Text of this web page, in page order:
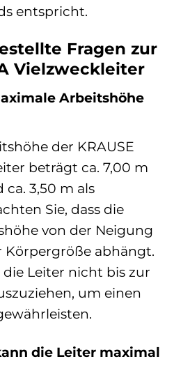
entspricht.
Fragen zur
Vielzweckleiter
Arbeitshöhe
der KRAUSE
beträgt ca. 7,00 m
3,50 m als
Sie, dass die
von der Neigung
Körpergröße abhängt.
Leiter nicht bis zur
um einen
die Leiter maximal